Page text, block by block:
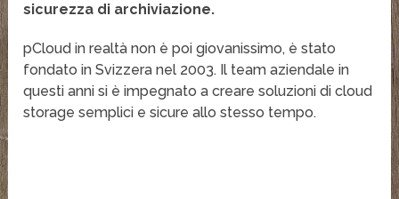
sicurezza di archiviazione.
pCloud in realtà non è poi giovanissimo, è stato
fondato in Svizzera nel 2003. Il team aziendale in
questi anni si è impegnato a creare soluzioni di cloud
storage semplici e sicure allo stesso tempo.